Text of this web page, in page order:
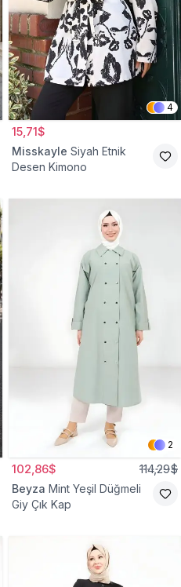
4
15,71$
Misskayle Siyah Etnik
Desen Kimono
2
102,86$ 114,29$
Beyza Mint Yeşil Düğmeli
Giy Çık Kap